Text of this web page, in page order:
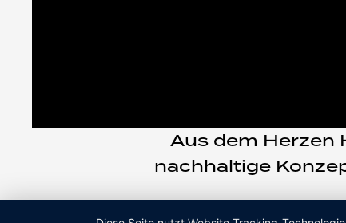
Aus dem Herzen
nachhaltige